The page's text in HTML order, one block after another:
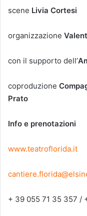
scene Livia Cortesi
organizzazione
con il supporto dell’
coproduzione
Prato
Info e prenotazioni
www.teatroflorida.it
+ 39 055 71 35 357 /